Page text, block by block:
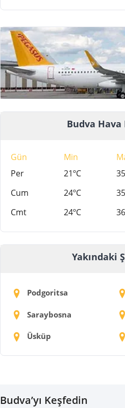
Budva
Gün Min
Per
21ºC
Cum
24ºC
Cmt
24ºC
Yakındaki
Podgoritsa
Saraybosna
Üsküp
Budva’yı Keşfedin